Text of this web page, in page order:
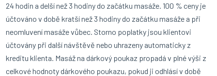
24 hodin a delší než 3 hodiny do začátku masáže. 100 % ceny je
účtováno v době kratší než 3 hodiny do začátku masáže a při
neomluvení masáže vůbec. Storno poplatky jsou klientovi
účtovány při další návštěvě nebo uhrazeny automaticky z
kreditu klienta. Masáž na dárkový poukaz propadá v plné výši z
celkové hodnoty dárkového poukazu, pokud ji odhlásí v době